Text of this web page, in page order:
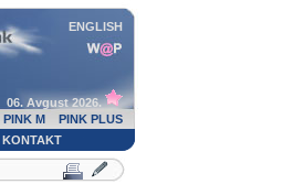
ENGLISH
06. Avgust 2026.
PINK M
PINK PLUS
KONTAKT